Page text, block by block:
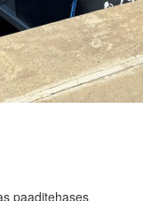
paaditehases